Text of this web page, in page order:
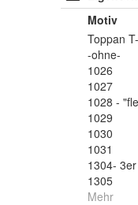
Motiv
Toppan
-ohne-
1026
1027
1028 -
1029
1030
1031
1304-
1305
Mehr